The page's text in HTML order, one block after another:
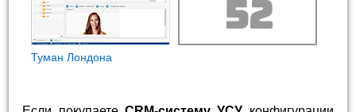
Туман Лондона